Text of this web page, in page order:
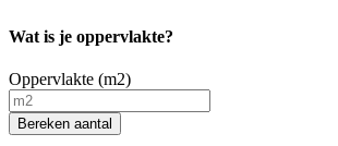
Wat is je oppervlakte?
Oppervlakte (m2)
Bereken aantal